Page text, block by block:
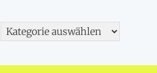
Kategorien